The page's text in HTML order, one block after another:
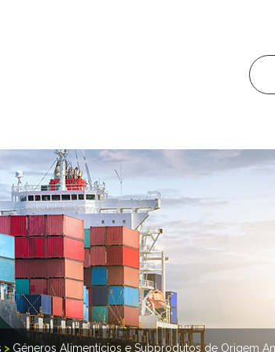
> Géneros Alimentícios e Subprodutos de Origem